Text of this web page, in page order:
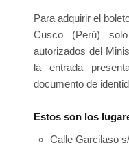
Para adquirir el
Cusco (Perú)
autorizados del
la entrada
documento de
Estos son los
Calle Garcilaso